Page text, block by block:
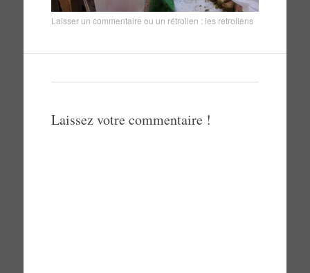
Laisser un commentaire ou un rétrolien : les retroliens
Laissez votre commentaire !